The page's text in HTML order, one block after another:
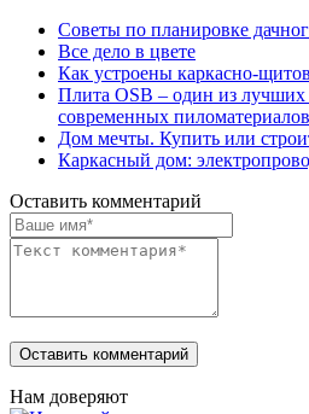
Советы по планировке
Все дело в цвете
Как устроены каркасно-
Плита OSB – один из лучших
современных пиломатериалов
Дом мечты. Купить или
Каркасный дом:
Оставить комментарий
Нам доверяют